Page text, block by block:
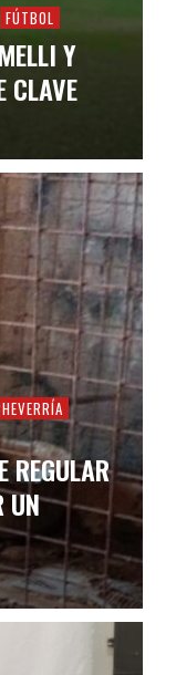
FÚTBOL
Y
CLAVE
REGULAR
UN